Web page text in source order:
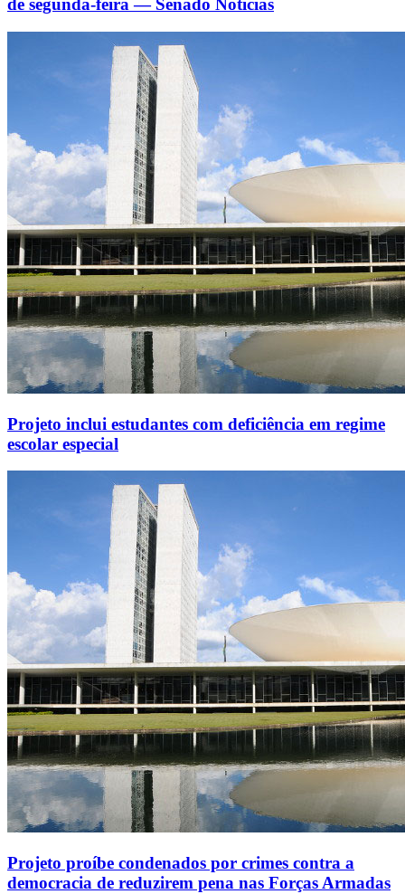
de segunda-feira — Senado Notícias
Projeto inclui estudantes com deficiência em regime
escolar especial
Projeto proíbe condenados por crimes contra a
democracia de reduzirem pena nas Forças Armadas